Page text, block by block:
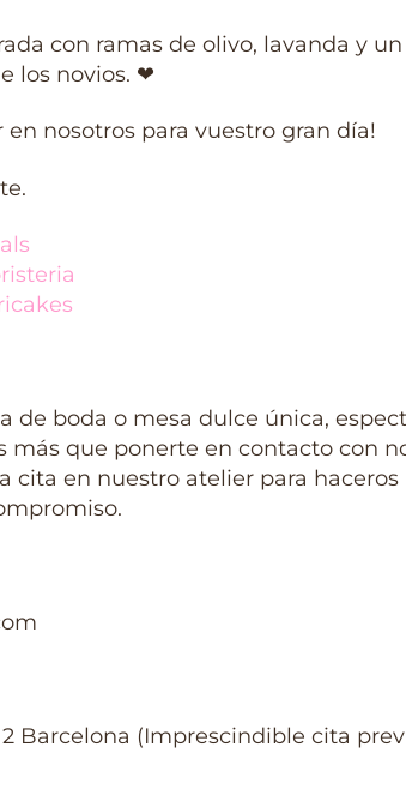
con ramas de olivo, lavanda y
los novios. ❤
en nosotros para vuestro gran día!
de boda o mesa dulce única,
más que ponerte en contacto con
cita en nuestro atelier para haceros
Barcelona (Imprescindible cita